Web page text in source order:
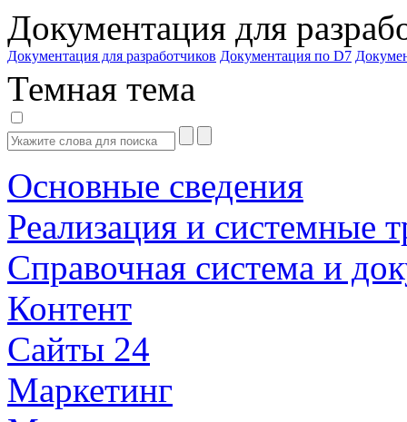
Документация для
Документация для разработчиков Документация по D7
Темная тема
Основные сведения
Реализация и системные
Справочная система и
Контент
Сайты 24
Маркетинг